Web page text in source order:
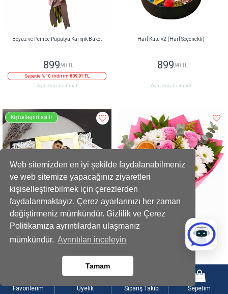
Web sitemizden en iyi şekilde faydalanabilmeniz
ve web sitemize yapacağınız ziyaretleri
kişiselleştirebilmek için çerezlerden
faydalanmaktayız. Çerez ayarlarınızı her zaman
değiştirmeniz mümkündür. Gizlilik ve Çerez
Politikamıza ayrıntılardan ulaşmanız
mümkündür. Ayrıntıları inceleyin
Tamam
Beyaz ve Pembe Papatya Karışık Buket
899,90 TL
Sepette % 10 indirim 809,91 TL
Aynı Gün Teslimat
Harf Kutu v2 (Harf Seçenekli)
899,90 TL
Aynı Gün Teslimat
Kişiselleştirilebilir
Mini Ayıcık Buketi Çerçeve Kupa Mum
Hediye Seti
Sepette % 15 indirim
Pembe Güllerle Beyaz Papatya Buketi
899,91 TL
Favorilerim Üyelik Sipariş Takibi Sepetim